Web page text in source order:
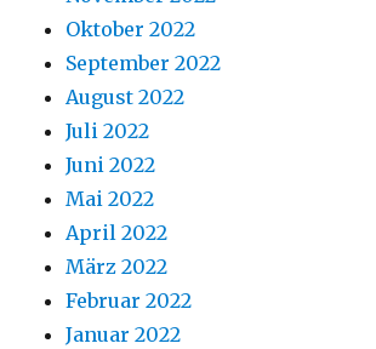
Oktober 2022
September 2022
August 2022
Juli 2022
Juni 2022
Mai 2022
April 2022
März 2022
Februar 2022
Januar 2022